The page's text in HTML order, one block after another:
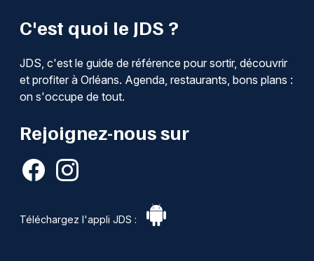
C'est quoi le JDS ?
JDS, c'est le guide de référence pour sortir, découvrir
et profiter à Orléans. Agenda, restaurants, bons plans :
on s'occupe de tout.
Rejoignez-nous sur
Téléchargez l'appli JDS :